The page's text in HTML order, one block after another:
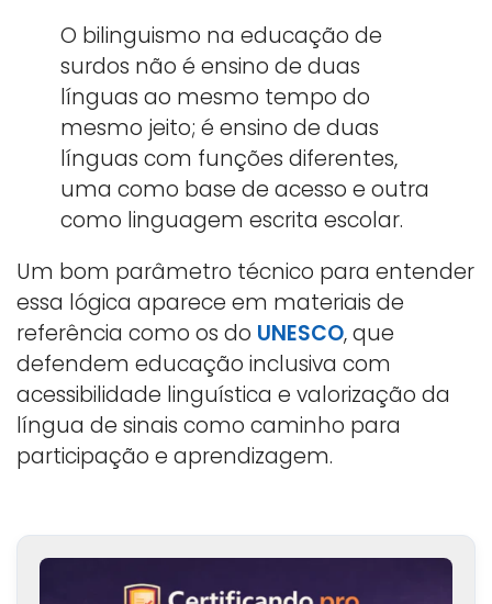
O bilinguismo na educação de
surdos não é ensino de duas
línguas ao mesmo tempo do
mesmo jeito; é ensino de duas
línguas com funções diferentes,
uma como base de acesso e outra
como linguagem escrita escolar.
Um bom parâmetro técnico para entender
essa lógica aparece em materiais de
referência como os do UNESCO, que
defendem educação inclusiva com
acessibilidade linguística e valorização da
língua de sinais como caminho para
participação e aprendizagem.